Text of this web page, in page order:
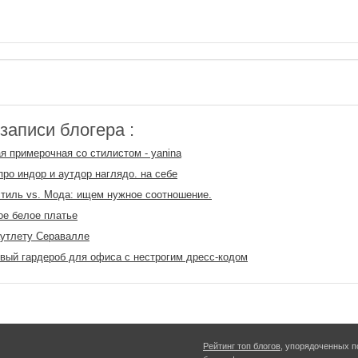
блогера :
примерочная со стилистом - yanina
индор и аутдор наглядо. на себе
vs. Мода: ищем нужное соотношение.
белое платье
Серавалле
гардероб для офиса с нестрогим дресс-кодом
Рейтинг топ блогов , упорядоченных